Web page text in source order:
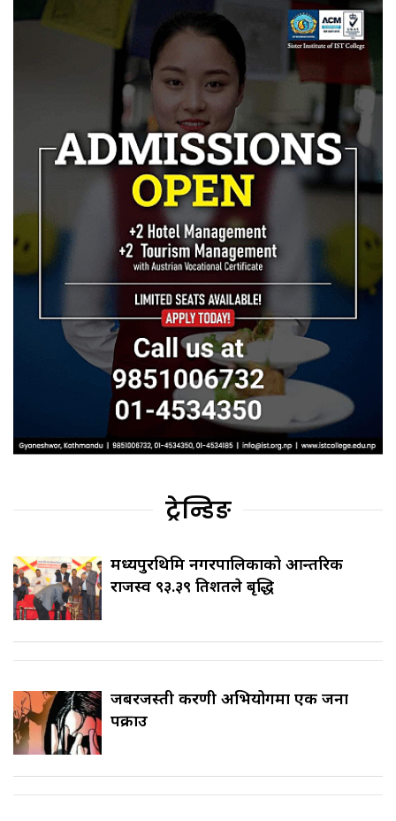
ट्रेन्डिङ
मध्यपुरथिमि नगरपालिकाको आन्तरिक
राजस्व ९३.३९ प्रतिशतले बृद्धि
जबरजस्ती करणी अभियोगमा एक जना
पक्राउ